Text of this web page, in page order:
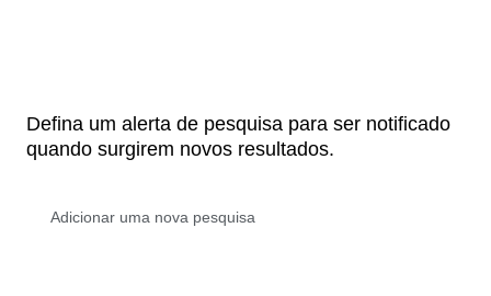
Defina um alerta de pesquisa para ser notificado
quando surgirem novos resultados.